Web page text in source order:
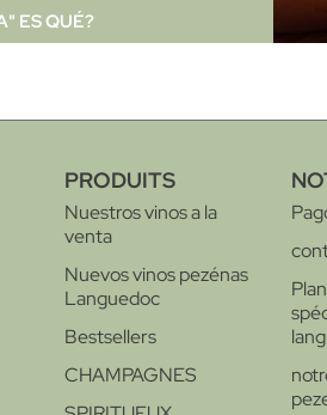
ES QUÉ?
PRODUITS
Nuestros vinos a la
venta
Nuevos vinos pezénas
Languedoc
Bestsellers
CHAMPAGNES